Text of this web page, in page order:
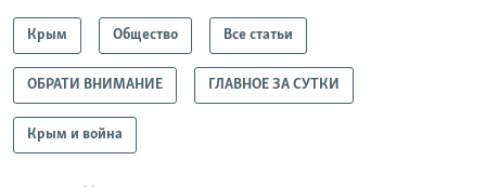
Крым Общество Все статьи
ОБРАТИ ВНИМАНИЕ ГЛАВНОЕ ЗА СУТКИ
Крым и война